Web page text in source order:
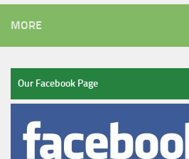
MORE
Our Facebook Page